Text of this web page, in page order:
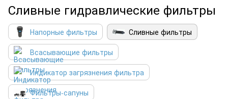
Сливные гидравлические фильтры
Напорные фильтры
Сливные фильтры
Всасывающие фильтры
Индикатор загрязнения фильтра
Фильтры-сапуны